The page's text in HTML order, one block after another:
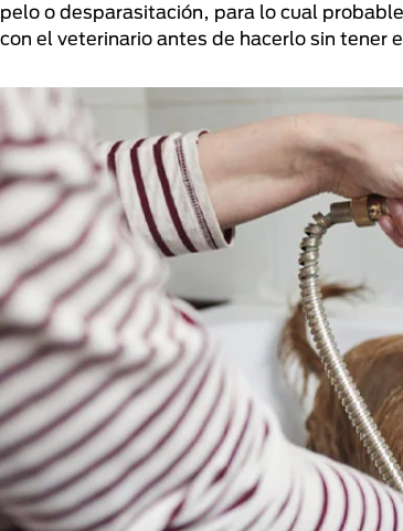
pelo o desparasitación, para lo cual
con el veterinario antes de hacerlo sin tener